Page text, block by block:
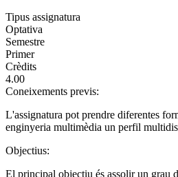
Tipus assignatura
Optativa
Semestre
Primer
Crèdits
4.00
Coneixements previs:
L'assignatura pot prendre diferentes
enginyeria multimèdia un perfil
Objectius:
El principal objectiu és assolir un grau